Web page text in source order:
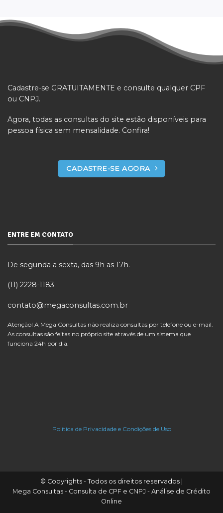
Cadastre-se GRATUITAMENTE e consulte qualquer CPF
ou CNPJ.
Agora, todas as consultas do site estão disponíveis para
pessoa física sem mensalidade. Confira!
CADASTRE-SE AGORA
ENTRE EM CONTATO
De segunda a sexta, das 9h as 17h.
(11) 2228-1183
contato@megaconsultas.com.br
Atenção! A Mega Consultas não realiza consultas por telefone ou e-mail.
As consultas são feitas no próprio site através de um sistema que
funciona 24h por dia.
Política de Privacidade e Condições de Uso
© Copyrights - Todos os direitos reservados |
Mega Consultas - Consulta de CPF e CNPJ - Análise de Crédito
Online